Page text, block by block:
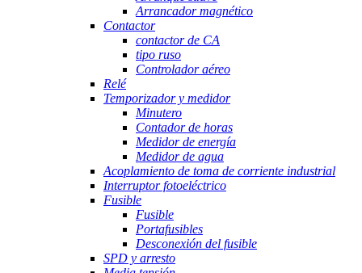
Arrancador magnético
Contactor
contactor de CA
tipo ruso
Controlador aéreo
Relé
Temporizador y medidor
Minutero
Contador de horas
Medidor de energía
Medidor de agua
Acoplamiento de toma de corriente industrial
Interruptor fotoeléctrico
Fusible
Fusible
Portafusibles
Desconexión del fusible
SPD y arresto